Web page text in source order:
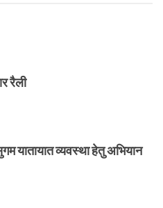
रैली
यातायात व्यवस्था हेतु अभियान